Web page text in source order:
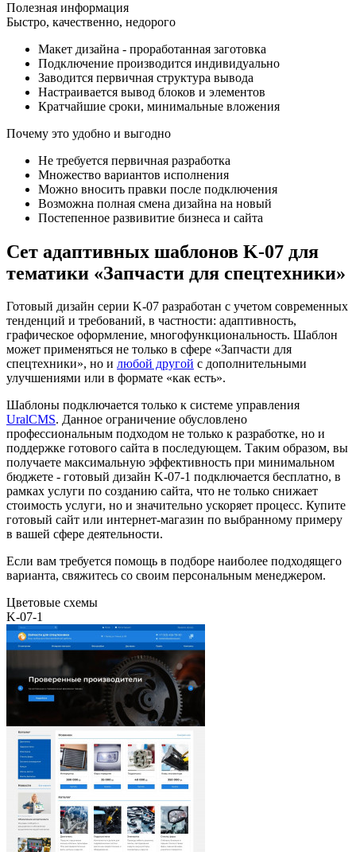
Полезная информация
Быстро, качественно, недорого
Макет дизайна - проработанная заготовка
Подключение производится индивидуально
Заводится первичная структура вывода
Настраивается вывод блоков и элементов
Кратчайшие сроки, минимальные вложения
Почему это удобно и выгодно
Не требуется первичная разработка
Множество вариантов исполнения
Можно вносить правки после подключения
Возможна полная смена дизайна на новый
Постепенное развивитие бизнеса и сайта
Сет адаптивных шаблонов K-07 для
тематики «Запчасти для спецтехники»
Готовый дизайн серии K-07 разработан с учетом современных
тенденций и требований, в частности: адаптивность,
графическое оформление, многофункциональность. Шаблон
может применяться не только в сфере «Запчасти для
спецтехники», но и любой другой с дополнительными
улучшениями или в формате «как есть».
Шаблоны подключается только к системе управления
UralCMS. Данное ограничение обусловлено
профессиональным подходом не только к разработке, но и
поддержке готового сайта в последующем. Таким образом, вы
получаете максимальную эффективность при минимальном
бюджете - готовый дизайн K-07-1 подключается бесплатно, в
рамках услуги по созданию сайта, что не только снижает
стоимость услуги, но и значительно ускоряет процесс. Купите
готовый сайт или интернет-магазин по выбранному примеру
в вашей сфере деятельности.
Если вам требуется помощь в подборе наиболее подходящего
варианта, свяжитесь со своим персональным менеджером.
Цветовые схемы
K-07-1